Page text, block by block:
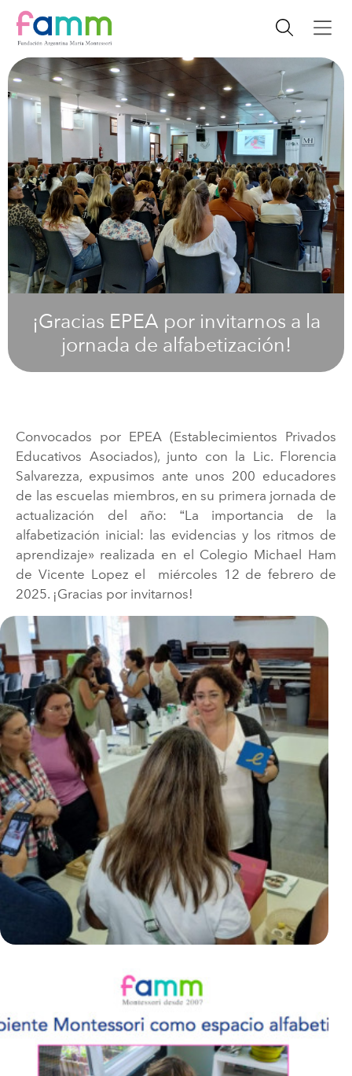
¡Gracias EPEA por invitarnos a la
jornada de alfabetización!
Convocados por EPEA (Establecimientos Privados
Educativos Asociados), junto con la Lic. Florencia
Salvarezza, expusimos ante unos 200 educadores
de las escuelas miembros, en su primera jornada de
actualización del año: “La importancia de la
alfabetización inicial: las evidencias y los ritmos de
aprendizaje» realizada en el Colegio Michael Ham
de Vicente Lopez el miércoles 12 de febrero de
2025. ¡Gracias por invitarnos!